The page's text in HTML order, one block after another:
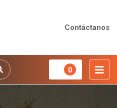
Contáctanos
0